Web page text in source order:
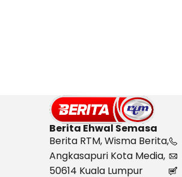
Berita Ehwal Semasa
Berita RTM, Wisma Berita,
Angkasapuri Kota Media,
50614 Kuala Lumpur